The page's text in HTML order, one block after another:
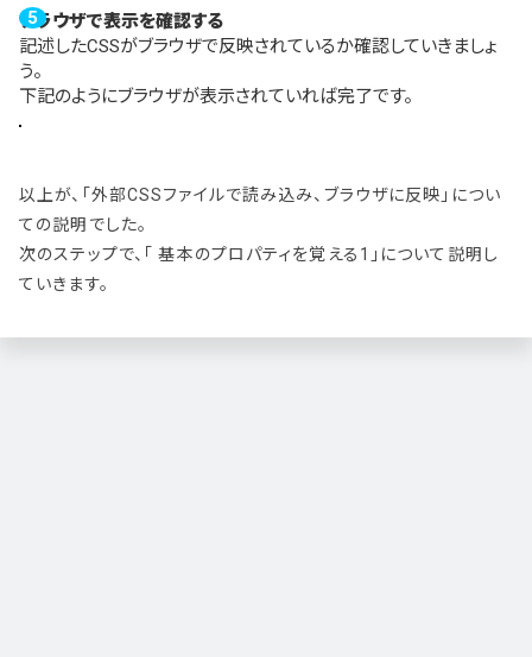
ブラウザで表示を確認する
記述したCSSがブラウザで反映されているか確認していきましょ
う。
下記のようにブラウザが表示されていれば完了です。
以上が、「外部CSSファイルで読み込み、ブラウザに反映」につい
ての説明でした。
次のステップで、「 基本のプロパティを覚える1」について説明し
ていきます。